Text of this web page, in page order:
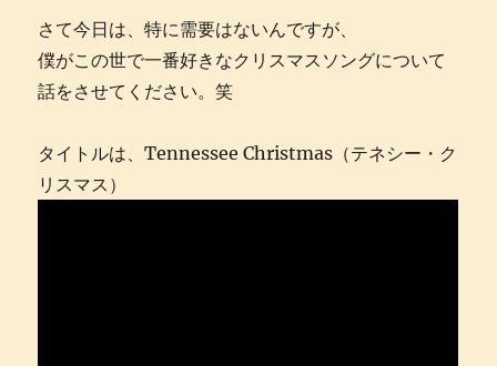
さて今日は、特に需要はないんですが、
僕がこの世で一番好きなクリスマスソングについて
話をさせてください。笑
タイトルは、Tennessee Christmas（テネシー・ク
リスマス）